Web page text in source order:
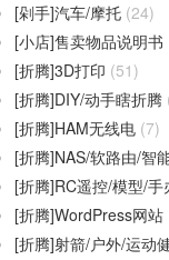
[剁手]汽车/摩托 (24)
[小店]售卖物品说明书
[折腾]3D打印 (51)
[折腾]DIY/动手瞎折腾
[折腾]HAM无线电 (7)
[折腾]NAS/软路由/智
[折腾]RC遥控/模型/手
[折腾]WordPress网站
[折腾]射箭/户外/运动